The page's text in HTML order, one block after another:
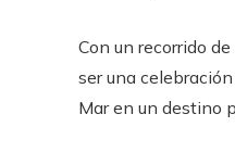
Con un recorrido
ser una
Mar en un destino